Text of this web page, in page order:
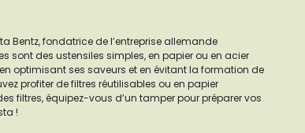
Bentz, fondatrice de l’entreprise allemande
sont des ustensiles simples, en papier ou en acier
optimisant ses saveurs et en évitant la formation de
profiter de filtres réutilisables ou en papier
filtres, équipez-vous d’un tamper pour préparer vos
!